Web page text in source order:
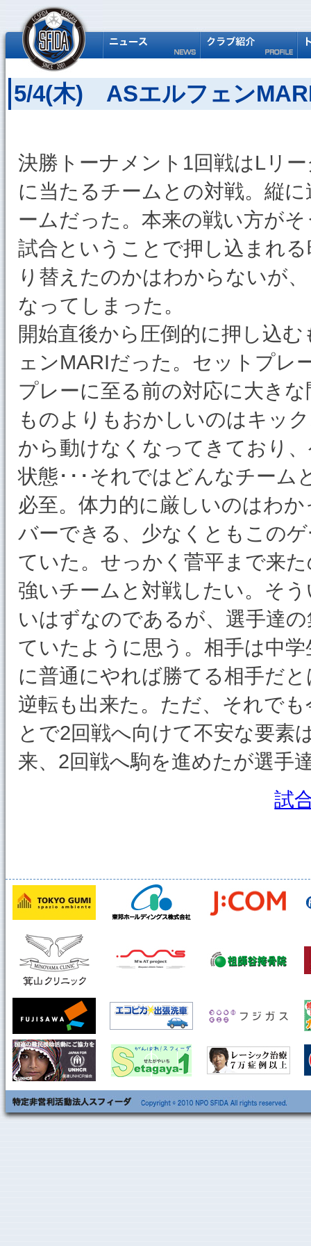
5/4(木) ASエルフェン
決勝トーナメント1回戦はLリ
に当たるチームとの対戦。縦
ームだった。本来の戦い方が
試合ということで押し込まれ
り替えたのかはわからないが
なってしまった。
開始直後から圧倒的に押し込
ェンMARIだった。セットプレ
プレーに至る前の対応に大き
ものよりもおかしいのはキッ
から動けなくなってきており
状態･･･それではどんなチーム
必至。体力的に厳しいのはわ
バーできる、少なくともこの
ていた。せっかく菅平まで来
強いチームと対戦したい。そ
いはずなのであるが、選手達
ていたように思う。相手は中
に普通にやれば勝てる相手だ
逆転も出来た。ただ、それで
とで2回戦へ向けて不安な要素
来、2回戦へ駒を進めたが選手
試